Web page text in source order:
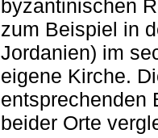
byzantinischen
zum Beispiel in
Jordanien) im
eigene Kirche.
entsprechenden
beider Orte